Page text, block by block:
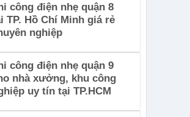
công điện nhẹ quận 8
TP. Hồ Chí Minh giá rẻ
nghiệp
công điện nhẹ quận 9
nhà xưởng, khu công
uy tín tại TP.HCM